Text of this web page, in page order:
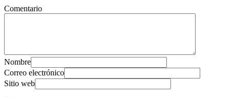
Comentario
Nombre
Correo electrónico
Sitio web